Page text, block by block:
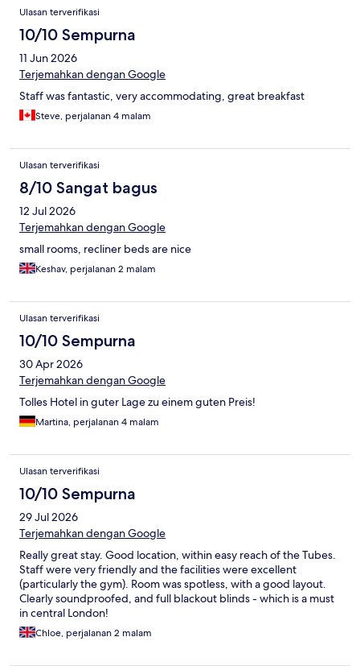
Ulasan terverifikasi
10/10 Sempurna
11 Jun 2026
Terjemahkan dengan Google
Staff was fantastic, very accommodating, great breakfast
Steve, perjalanan 4 malam
Ulasan terverifikasi
8/10 Sangat bagus
12 Jul 2026
Terjemahkan dengan Google
small rooms, recliner beds are nice
Keshav, perjalanan 2 malam
Ulasan terverifikasi
10/10 Sempurna
30 Apr 2026
Terjemahkan dengan Google
Tolles Hotel in guter Lage zu einem guten Preis!
Martina, perjalanan 4 malam
Ulasan terverifikasi
10/10 Sempurna
29 Jul 2026
Terjemahkan dengan Google
Really great stay. Good location, within easy reach of the Tubes.
Staff were very friendly and the facilities were excellent
(particularly the gym). Room was spotless, with a good layout.
Clearly soundproofed, and full blackout blinds - which is a must
in central London!
Chloe, perjalanan 2 malam